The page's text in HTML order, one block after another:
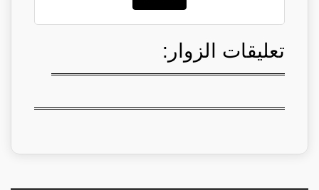
تعليقات الزوار: